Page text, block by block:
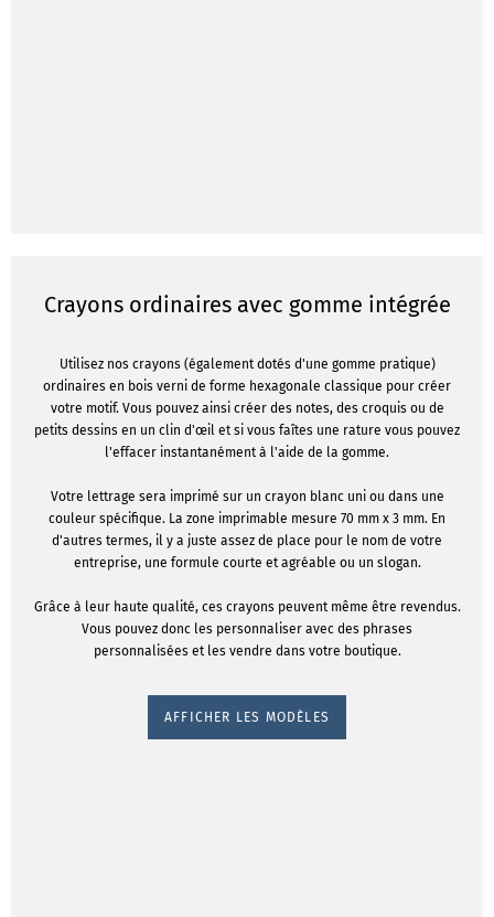
Crayons ordinaires avec gomme intégrée
Utilisez nos crayons (également dotés d'une gomme pratique)
ordinaires en bois verni de forme hexagonale classique pour créer
votre motif. Vous pouvez ainsi créer des notes, des croquis ou de
petits dessins en un clin d'œil et si vous faîtes une rature vous pouvez
l'effacer instantanément à l'aide de la gomme.
Votre lettrage sera imprimé sur un crayon blanc uni ou dans une
couleur spécifique. La zone imprimable mesure 70 mm x 3 mm. En
d'autres termes, il y a juste assez de place pour le nom de votre
entreprise, une formule courte et agréable ou un slogan.
Grâce à leur haute qualité, ces crayons peuvent même être revendus.
Vous pouvez donc les personnaliser avec des phrases
personnalisées et les vendre dans votre boutique.
AFFICHER LES MODÈLES